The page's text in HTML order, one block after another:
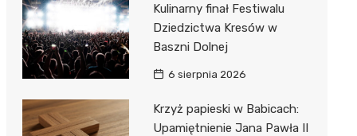
Kulinarny finał Festiwalu
Dziedzictwa Kresów w
Baszni Dolnej
6 sierpnia 2026
Krzyż papieski w Babicach:
Upamiętnienie Jana Pawła II